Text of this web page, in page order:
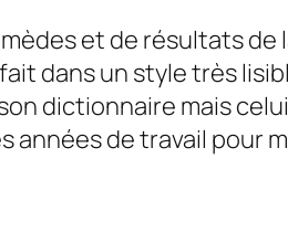
et de résultats de
dans un style très
dictionnaire mais
de travail pour